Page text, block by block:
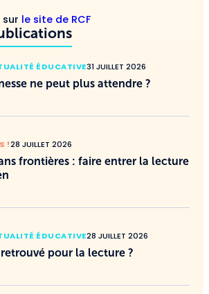
le site de RCF
ÉDUCATIVE31 JUILLET 2026
ne peut plus attendre ?
!28 JUILLET 2026
frontières : faire entrer la lecture
ÉDUCATIVE28 JUILLET 2026
retrouvé pour la lecture ?